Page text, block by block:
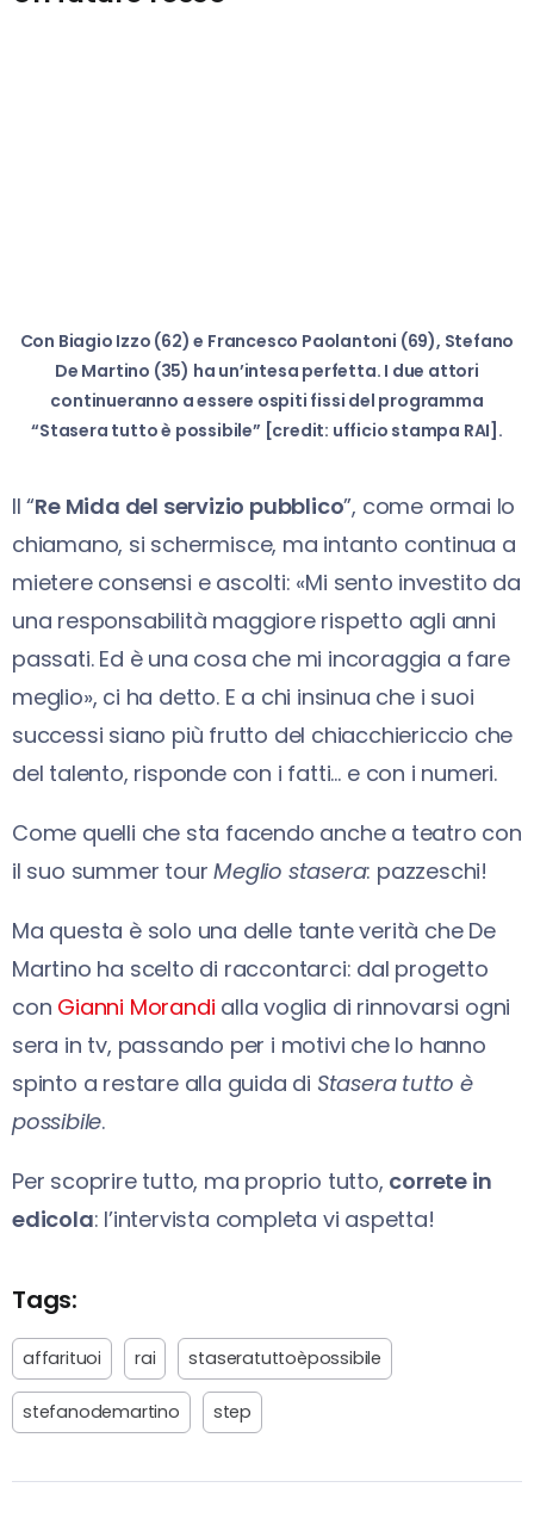
Con Biagio Izzo (62) e Francesco Paolantoni (69), Stefano
De Martino (35) ha un’intesa perfetta. I due attori
continueranno a essere ospiti fissi del programma
“Stasera tutto è possibile” [credit: ufficio stampa RAI].
Il “Re Mida del servizio pubblico”, come ormai lo
chiamano, si schermisce, ma intanto continua a
mietere consensi e ascolti: «Mi sento investito da
una responsabilità maggiore rispetto agli anni
passati. Ed è una cosa che mi incoraggia a fare
meglio», ci ha detto. E a chi insinua che i suoi
successi siano più frutto del chiacchiericcio che
del talento, risponde con i fatti… e con i numeri.
Come quelli che sta facendo anche a teatro con
il suo summer tourMeglio stasera: pazzeschi!
Ma questa è solo una delle tante verità che De
Martino ha scelto di raccontarci: dal progetto
con Gianni Morandi alla voglia di rinnovarsi ogni
sera in tv, passando per i motivi che lo hanno
spinto a restare alla guida di Stasera tutto è
possibile.
Per scoprire tutto, ma proprio tutto, correte in
edicola: l’intervista completa vi aspetta!
Tags:
affarituoi rai staseratuttoèpossibile
stefanodemartino step